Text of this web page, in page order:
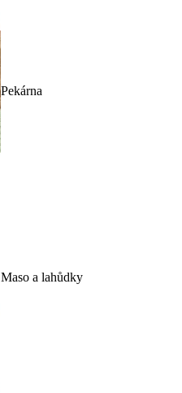
Pekárna
Maso a lahůdky